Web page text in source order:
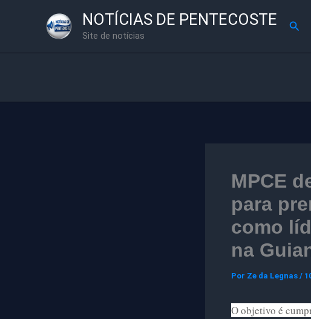
NOTÍCIAS DE PENTECOSTE
Site de notícias
MPCE
para
como
na
Por Ze da Legnas /
O objetivo é